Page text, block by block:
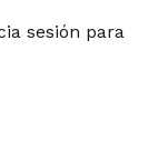
sesión para